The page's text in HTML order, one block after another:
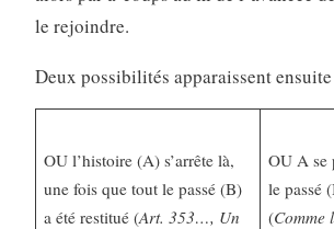
le rejoindre.
Deux possibilités apparaissent
OU l’histoire (A) s’arrête là,
une fois que tout le passé (B)
a été restitué (Art. 353…, Un
OU A se
le passé
(Comme